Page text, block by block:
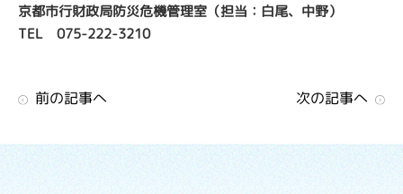
京都市行財政局防災危機管理室（担当：白尾、中野）
TEL 075-222-3210
前の記事へ 次の記事へ